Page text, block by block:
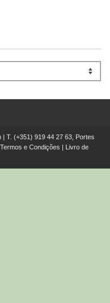
| T. (+351) 919 44 27 63, Portes
Termos e Condições
Livro de